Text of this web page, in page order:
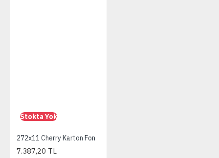
Stokta Yok
272x11 Cherry Karton Fon
7.387,20 TL